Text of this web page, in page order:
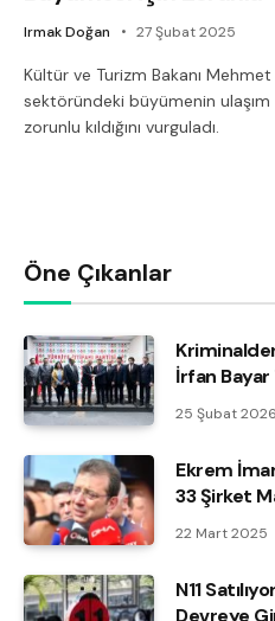
Irmak Doğan 27 Şubat 2025
Kültür ve Turizm Bakanı
sektöründeki büyümenin ulaşım
zorunlu kıldığını vurguladı.
Öne Çıkanlar
İrfan
25 Şubat 2026
Ekrem
33 Şirket
22 Mart 2025
N11
Devreye